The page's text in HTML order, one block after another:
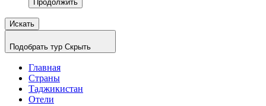
Продолжить
Искать
Подобрать тур Скрыть
Главная
Страны
Таджикистан
Отели